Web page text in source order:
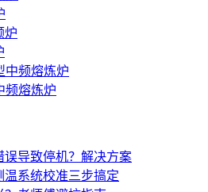
频熔炼炉
误导致停机？解决方案
温系统校准三步搞定